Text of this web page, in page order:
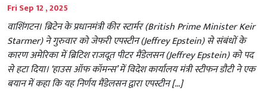
Fri Sep 12 , 2025
वाशिंगटन। ब्रिटेन के प्रधानमंत्री कीर स्टार्मर (British Prime Minister Keir
Starmer) ने गुरुवार को जेफरी एपस्टीन (Jeffrey Epstein) से संबंधों के
कारण अमेरिका में ब्रिटिश राजदूत पीटर मैंडेलसन (Jeffrey Epstein) को पद
से हटा दिया। ‘हाउस ऑफ कॉमन्स’ में विदेश कार्यालय मंत्री स्टीफन डौटी ने एक
बयान में कहा कि यह निर्णय मैंडेलसन द्वारा एपस्टीन […]